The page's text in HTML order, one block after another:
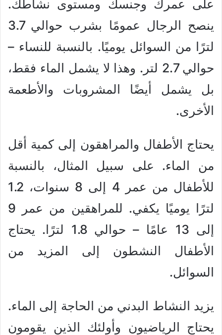
على عمرك وجنسك ومستوى نشاطك.
ينصح الرجال عمومًا بشرب حوالي 3.7
لترًا من السوائل يوميًا. بالنسبة للنساء –
حوالي 2.7 لتر. وهذا لا يشمل الماء فقط،
بل يشمل أيضًا المشروبات والأطعمة
الأخرى.
يحتاج الأطفال والمراهقون إلى كمية أقل
من الماء. على سبيل المثال، بالنسبة
للأطفال من عمر 4 إلى 8 سنوات، 1.2
لترًا يوميًا يكفي. للمراهقين من عمر 9
إلى 13 عامًا – حوالي 1.8 لترًا. يحتاج
الأطفال النشطون إلى المزيد من
السوائل.
يزيد النشاط البدني من الحاجة إلى الماء.
يحتاج الرياضيون وأولئك الذين يقومون